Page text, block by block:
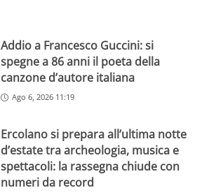
Addio a Francesco Guccini: si
spegne a 86 anni il poeta della
canzone d’autore italiana
Ago 6, 2026 11:19
Ercolano si prepara all’ultima notte
d’estate tra archeologia, musica e
spettacoli: la rassegna chiude con
numeri da record